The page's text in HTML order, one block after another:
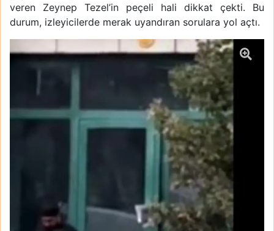
veren Zeynep Tezel’in peçeli hali dikkat çekti. Bu
durum, izleyicilerde merak uyandıran sorulara yol açtı.